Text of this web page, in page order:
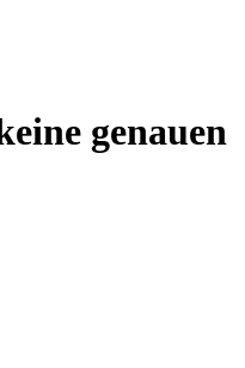
genauen